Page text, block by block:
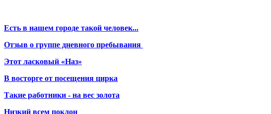
Есть в нашем городе такой человек...
Отзыв о группе дневного пребывания
Этот ласковый «Наз»
В восторге от посещения цирка
Такие работники - на вес золота
Низкий всем поклон